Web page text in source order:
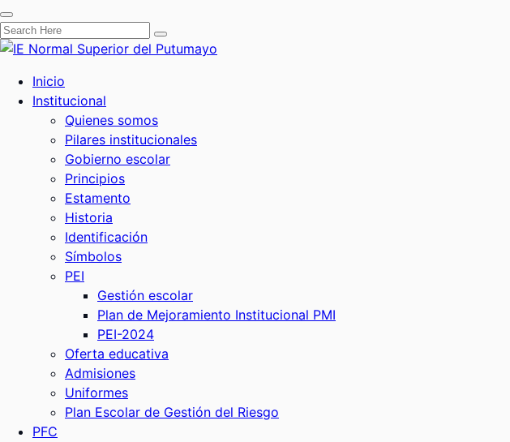
Inicio
Institucional
Quienes somos
Pilares institucionales
Gobierno escolar
Principios
Estamento
Historia
Identificación
Símbolos
PEI
Gestión escolar
Plan de Mejoramiento Institucional PMI
PEI-2024
Oferta educativa
Admisiones
Uniformes
Plan Escolar de Gestión del Riesgo
PFC